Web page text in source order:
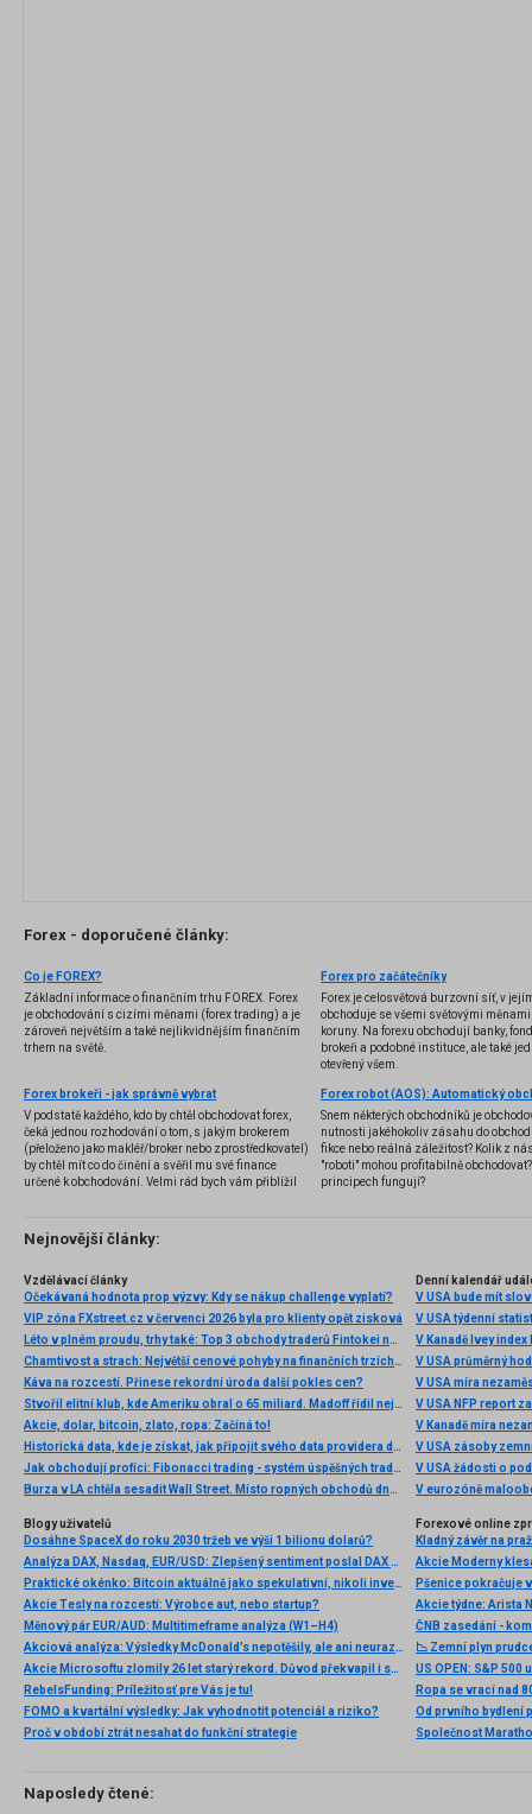
Forex - doporučené články:
Co je FOREX?
Základní informace o finančním trhu FOREX. Forex
je obchodování s cizími měnami (forex trading) a je
zároveň největším a také nejlikvidnějším finančním
trhem na světě.
Forex pro začátečníky
Forex je celosvětová burzovní síť, v
obchoduje se všemi světovými
koruny. Na forexu obchodují banky,
brokeři a podobné instituce, ale také
otevřený všem.
Forex brokeři - jak správně vybrat
V podstatě každého, kdo by chtěl obchodovat forex,
čeká jednou rozhodování o tom, s jakým brokerem
(přeloženo jako makléř/broker nebo zprostředkovatel)
by chtěl mít co do činění a svěřil mu své finance
určené k obchodování. Velmi rád bych vám přiblížil
několik příkladů nejznámějších z nich.
Snem některých obchodníků je
nutnosti jakéhokoliv zásahu do
fikce nebo reálná záležitost? Kolik z
"roboti" mohou profitabilně
principech fungují?
Nejnovější články:
Vzdělávací články
Očekávaná hodnota prop výzvy: Kdy se nákup challenge vyplatí?
VIP zóna FXstreet.cz v červenci 2026 byla pro klienty opět zisková
Léto v plném proudu, trhy také: Top 3 obchody traderů Fintokei na indexech a zlatě
Chamtivost a strach: Největší cenové pohyby na finančních trzích (červenec 2026)
Káva na rozcestí. Přinese rekordní úroda další pokles cen?
Stvořil elitní klub, kde Ameriku obral o 65 miliard. Madoff řídil největší Ponzi dějin
Akcie, dolar, bitcoin, zlato, ropa: Začíná to!
Historická data, kde je získat, jak připojit svého data providera do MultiCharts a proč je budeme potřebovat? (4. díl)
Jak obchodují profíci: Fibonacci trading - systém úspěšných traderů
Burza v LA chtěla sesadit Wall Street. Místo ropných obchodů dnes místem duní basy
Denní kalendář
V USA bude mít
V USA týdenní
V Kanadě Ivey index
V USA průměrný
V USA míra
V USA NFP report
V Kanadě míra
V USA zásoby
V USA žádosti o
V eurozóně
Blogy uživatelů
Dosáhne SpaceX do roku 2030 tržeb ve výši 1 bilionu dolarů?
Analýza DAX, Nasdaq, EUR/USD: Zlepšený sentiment poslal DAX na nová maxima
Praktické okénko: Bitcoin aktuálně jako spekulativní, nikoli investiční aktivum
Akcie Tesly na rozcestí: Výrobce aut, nebo startup?
Měnový pár EUR/AUD: Multitimeframe analýza (W1–H4)
Akciová analýza: Výsledky McDonald’s nepotěšily, ale ani neurazily. Jakou vizi společnost prezentovala?
Akcie Microsoftu zlomily 26 let starý rekord. Důvod překvapil i samotné investory
RebelsFunding: Príležitosť pre Vás je tu!
FOMO a kvartální výsledky: Jak vyhodnotit potenciál a riziko?
Proč v období ztrát nesahat do funkční strategie
Forexové online
Kladný závěr na
ČNB zasedání -
📉 Zemní plyn
Ropa se vrací nad
Naposledy čtené: